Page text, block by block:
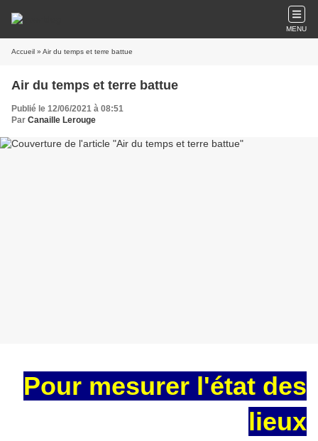
MENU
Accueil » Air du temps et terre battue
Air du temps et terre battue
Publié le 12/06/2021 à 08:51
Par Canaille Lerouge
Pour mesurer l'état des
lieux